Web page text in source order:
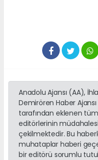
Anadolu Ajansı (AA),
Demirören Haber
tarafından eklenen
editörlerinin
çekilmektedir. Bu
muhataplar haberi
bir editörü sorumlu